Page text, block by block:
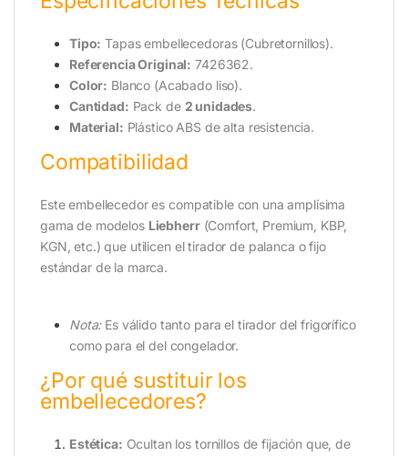
Tipo: Tapas embellecedoras (Cubretornillos).
Referencia Original: 7426362.
Color: Blanco (Acabado liso).
Cantidad: Pack de 2 unidades.
Material: Plástico ABS de alta resistencia.
Compatibilidad
Este embellecedor es compatible con una amplísima
gama de modelos Liebherr(Comfort, Premium, KBP,
KGN, etc.) que utilicen el tirador de palanca o fijo
estándar de la marca.
Nota:Es válido tanto para el tirador del frigorífico
como para el del congelador.
¿Por qué sustituir los
embellecedores?
Estética: Ocultan los tornillos de fijación que, de